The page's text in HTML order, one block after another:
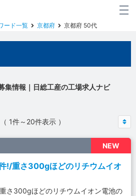
ード一覧 京都府 京都府 50代
集情報｜日総工産の工場求人ナビ
1件～20件表示 ）
NEW
!/重さ300gほどのリチウムイオ
さ300gほどのリチウムイオン電池の